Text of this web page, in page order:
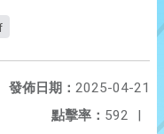
發佈日期： 2025-04-21
點擊率： 592 |